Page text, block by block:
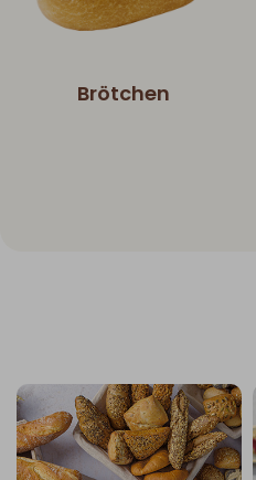
Brötchen